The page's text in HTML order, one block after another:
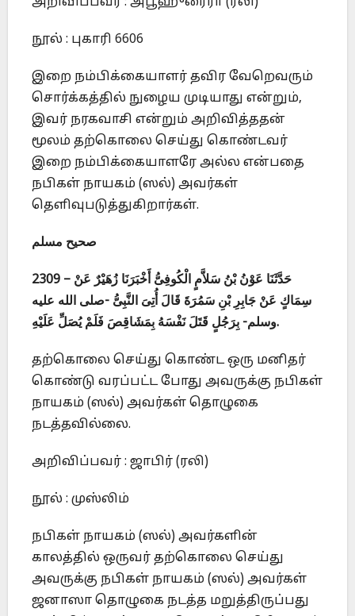
நூல் : புகாரி 6606
இறை நம்பிக்கையாளர் தவிர வேறெவரும்
சொர்க்கத்தில் நுழைய முடியாது என்றும்,
இவர் நரகவாசி என்றும் அறிவித்ததன்
மூலம் தற்கொலை செய்து கொண்டவர்
இறை நம்பிக்கையாளரே அல்ல என்பதை
நபிகள் நாயகம் (ஸல்) அவர்கள்
தெளிவுபடுத்துகிறார்கள்.
صحيح مسلم
2309 – حَدَّثَنَا عَوْنُ بْنُ سَلاَّمٍ الْكُوفِىُّ أَخْبَرَنَا زُهَيْرٌ عَنْ
سِمَاكٍ عَنْ جَابِرِ بْنِ سَمُرَةَ قَالَ أُتِىَ النَّبِىُّ -صلى الله عليه
وسلم- بِرَجُلٍ قَتَلَ نَفْسَهُ بِمَشَاقِصَ فَلَمْ يُصَلِّ عَلَيْهِ.
தற்கொலை செய்து கொண்ட ஒரு மனிதர்
கொண்டு வரப்பட்ட போது அவருக்கு நபிகள்
நாயகம் (ஸல்) அவர்கள் தொழுகை
நடத்தவில்லை.
அறிவிப்பவர் : ஜாபிர் (ரலி)
நூல் : முஸ்லிம்
நபிகள் நாயகம் (ஸல்) அவர்களின்
காலத்தில் ஒருவர் தற்கொலை செய்து
அவருக்கு நபிகள் நாயகம் (ஸல்) அவர்கள்
ஜனாஸா தொழுகை நடத்த மறுத்திருப்பது